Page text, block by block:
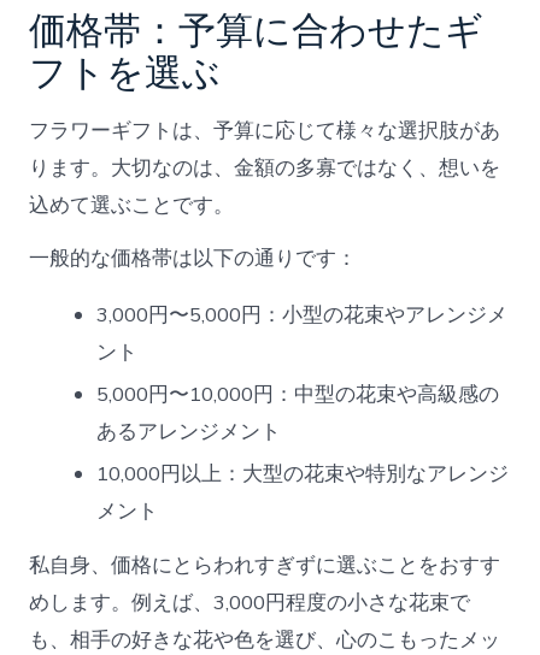
価格帯：予算に合わせたギ
フトを選ぶ
フラワーギフトは、予算に応じて様々な選択肢があ
ります。大切なのは、金額の多寡ではなく、想いを
込めて選ぶことです。
一般的な価格帯は以下の通りです：
3,000円〜5,000円：小型の花束やアレンジメ
ント
5,000円〜10,000円：中型の花束や高級感の
あるアレンジメント
10,000円以上：大型の花束や特別なアレンジ
メント
私自身、価格にとらわれすぎずに選ぶことをおすす
めします。例えば、3,000円程度の小さな花束で
も、相手の好きな花や色を選び、心のこもったメッ